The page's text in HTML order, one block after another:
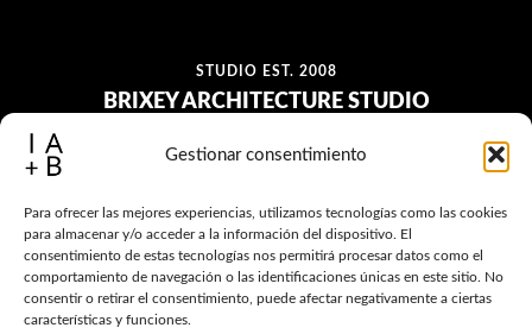
Gestionar consentimiento
Para ofrecer las mejores experiencias, utilizamos tecnologías como las cookies
para almacenar y/o acceder a la información del dispositivo. El
consentimiento de estas tecnologías nos permitirá procesar datos como el
comportamiento de navegación o las identificaciones únicas en este sitio. No
consentir o retirar el consentimiento, puede afectar negativamente a ciertas
características y funciones.
STUDIO EST. 2008
BRIXEY ARCHITECTURE STUDIO